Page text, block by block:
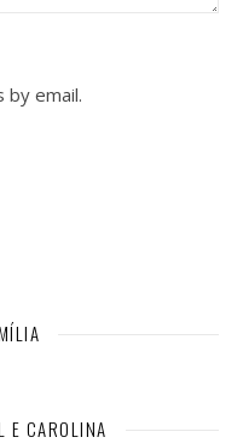
by email.
E CAROLINA